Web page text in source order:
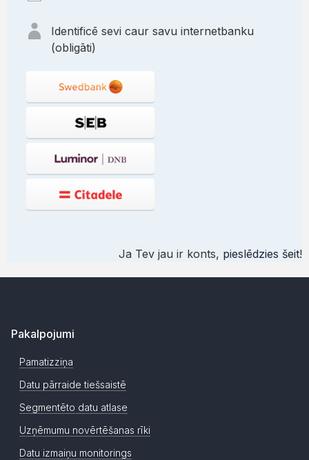
Identificē sevi caur savu internetbanku
(obligāti)
Ja Tev jau ir konts, pieslēdzies šeit!
Pakalpojumi
Pamatizziņa
Datu pārraide tiešsaistē
Segmentēto datu atlase
Uzņēmumu novērtēšanas rīki
Datu izmaiņu monitorings